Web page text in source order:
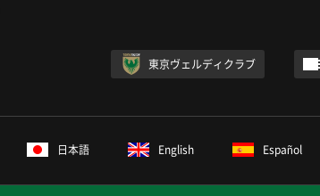
東京ヴェルディクラブ
日本語 English Español